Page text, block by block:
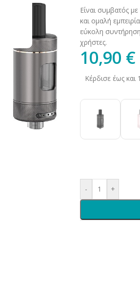
Είναι συμβατός
και ομαλή
εύκολη
χρήστες.
10,90 €
Κέρδισε έως
- +